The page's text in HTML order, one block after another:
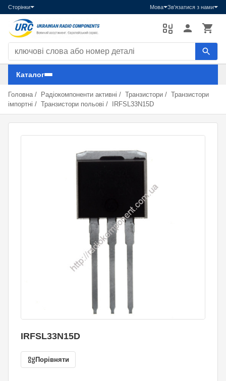
Сторінки Мова Зв'язатися з нами
Пошук компонентів
Каталог
Головна / Радіокомпоненти активні / Транзистори / Транзистори
імпортні / Транзистори польові / IRFSL33N15D
IRFSL33N15D
Порівняти